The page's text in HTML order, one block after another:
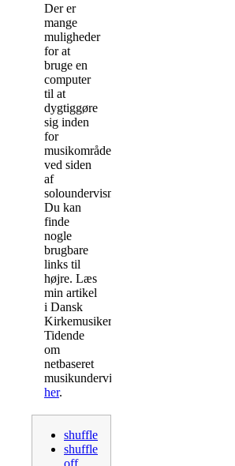
Der er
mange
muligheder
for at
bruge en
computer
til at
dygtiggøre
sig inden
for
musikområdet
ved siden
af
soloundervisningen.
Du kan
finde
nogle
brugbare
links til
højre. Læs
min artikel
i Dansk
Kirkemusiker
Tidende
om
netbaseret
musikundervisning
her.
shuffle
shuffle
off